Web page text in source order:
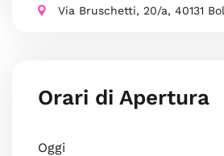
Via Bruschetti, 20/a, 40131
Orari di Apertura
Oggi